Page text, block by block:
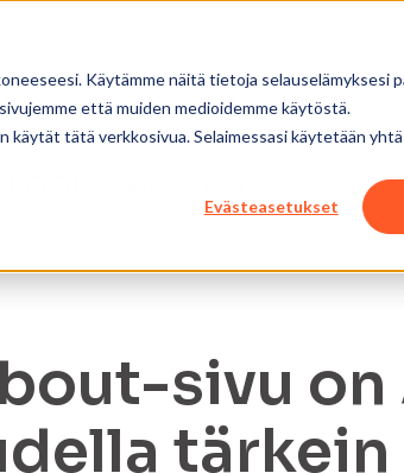
Käytämme näitä tietoja selauselämyksesi
että muiden medioidemme käytöstä.
käytät tätä verkkosivua. Selaimessasi käytetään
Evästeasetukset
sivu on
tärkein